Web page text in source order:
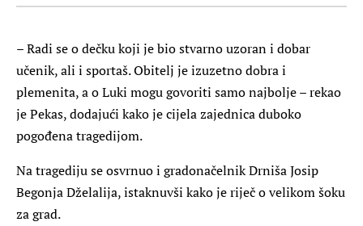
– Radi se o dečku koji je bio stvarno uzoran i dobar
učenik, ali i sportaš. Obitelj je izuzetno dobra i
plemenita, a o Luki mogu govoriti samo najbolje – rekao
je Pekas, dodajući kako je cijela zajednica duboko
pogođena tragedijom.
Na tragediju se osvrnuo i gradonačelnik Drniša Josip
Begonja Dželalija, istaknuvši kako je riječ o velikom šoku
za grad.